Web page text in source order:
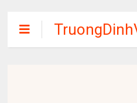
Chia sẽ